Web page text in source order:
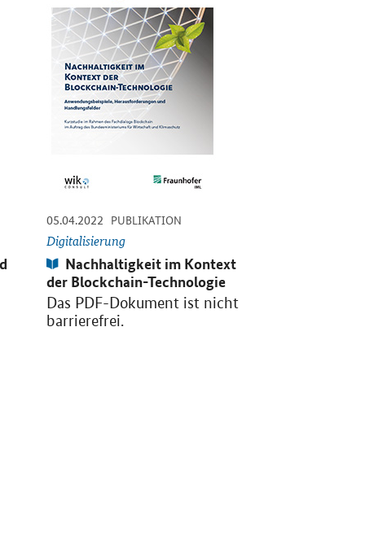
05.04.2022 -PUBLIKATION
Digitalisierung
Publikation:
Nachhaltigkeit im Kontext
der Blockchain-Technologie
Das PDF-Dokument ist nicht
barrierefrei.